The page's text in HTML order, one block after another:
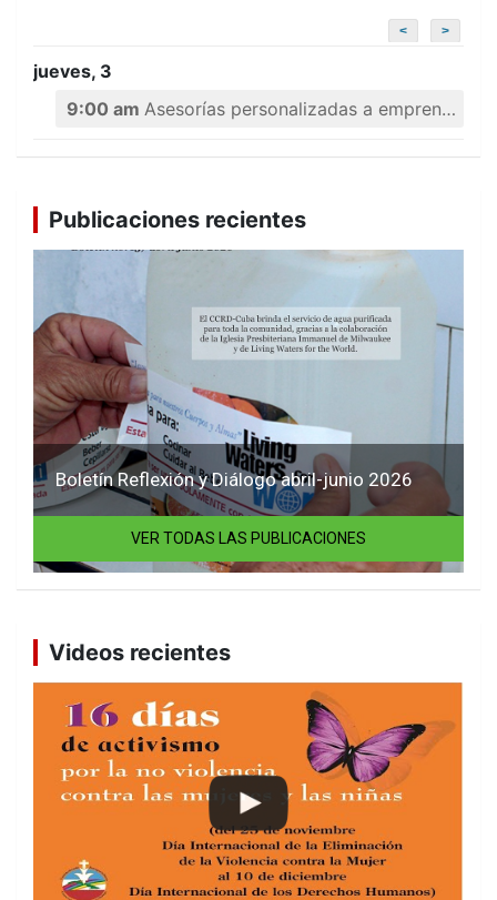
< >
jueves, 3
9:00 am Asesorías personalizadas a emprendedores
Publicaciones recientes
Boletín Reflexión y Diálogo abril-junio 2026
VER TODAS LAS PUBLICACIONES
Videos recientes